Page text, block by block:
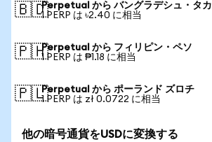
🇧🇩Perpetual から バングラデシュ・タカ
1 PERP は ৳2.40 に相当
🇵🇭Perpetual から フィリピン・ペソ
1 PERP は ₱1.18 に相当
🇵🇱Perpetual から ポーランド ズロチ
1 PERP は zł 0.0722 に相当
他の暗号通貨をUSDに変換する